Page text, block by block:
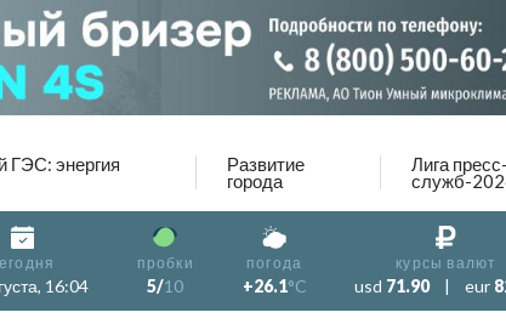
ГЭС: энергия Развитие
города
Лига пресс-
служб-
16:04
пробки
5/10
погода
+26.1°C
курсы валют
usd 71.90 | eur